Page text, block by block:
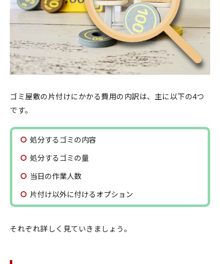
ゴミ屋敷の片付けにかかる費用の内訳は、主に以下の4つ
です。
処分するゴミの内容
処分するゴミの量
当日の作業人数
片付け以外に付けるオプション
それぞれ詳しく見ていきましょう。